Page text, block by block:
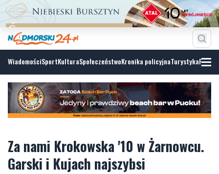
WiadomościSportKulturaSpołeczeństwoKronika policyjnaTurystyka
Za nami Krokowska '10 w Żarnowcu.
Garski i Kujach najszybsi